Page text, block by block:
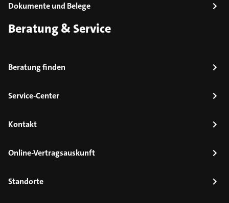
Dokumente und Belege
Beratung & Service
Beratung finden
Service-Center
Kontakt
Online-Vertragsauskunft
Standorte